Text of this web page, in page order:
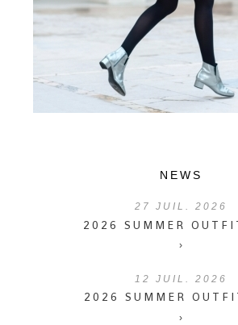
NEWS
27 JUIL. 2026
2026 SUMMER
›
12 JUIL. 2026
2026 SUMMER
›